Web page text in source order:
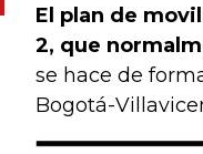
El plan de
2, que
se hace de
Bogotá-